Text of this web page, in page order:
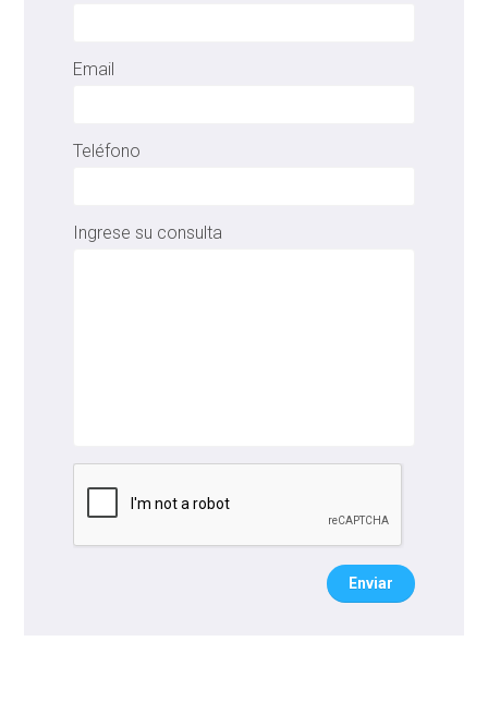
Email
Teléfono
Ingrese su consulta
Enviar